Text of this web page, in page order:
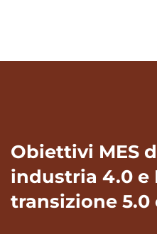
Obiettivi MES
industria 4.0 e
transizione 5.0